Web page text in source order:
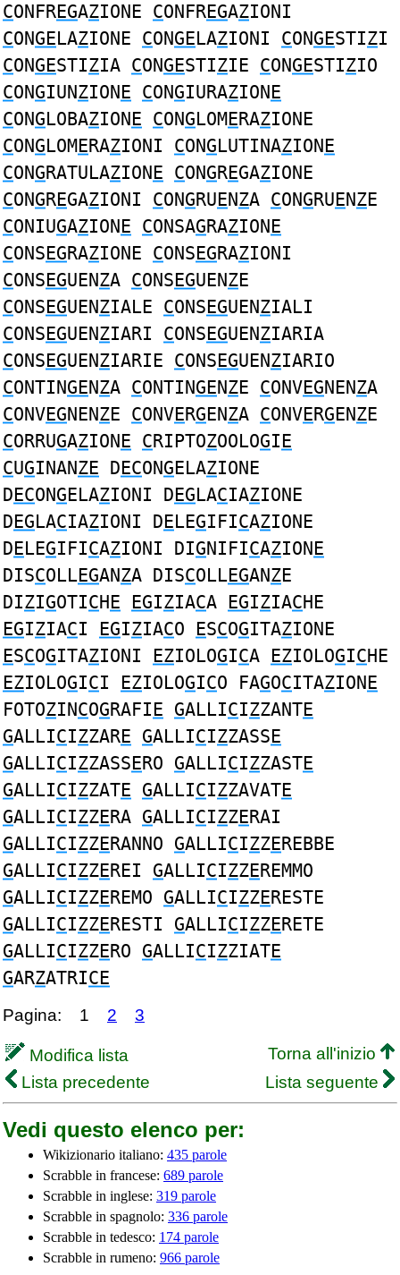
CONFREGAZIONE CONFREGAZIONI
CONGELAZIONE CONGELAZIONI CONGESTIZI
CONGESTIZIA CONGESTIZIE CONGESTIZIO
CONGIUNZIONE CONGIURAZIONE
CONGLOBAZIONE CONGLOMERAZIONE
CONGLOMERAZIONI CONGLUTINAZIONE
CONGRATULAZIONE CONGREGAZIONE
CONGREGAZIONI CONGRUENZA CONGRUENZE
CONIUGAZIONE CONSAGRAZIONE
CONSEGRAZIONE CONSEGRAZIONI
CONSEGUENZA CONSEGUENZE
CONSEGUENZIALE CONSEGUENZIALI
CONSEGUENZIARI CONSEGUENZIARIA
CONSEGUENZIARIE CONSEGUENZIARIO
CONTINGENZA CONTINGENZE CONVEGNENZA
CONVEGNENZE CONVERGENZA CONVERGENZE
CORRUGAZIONE CRIPTOZOOLOGIE
CUGINANZE DECONGELAZIONE
DECONGELAZIONI DEGLACIAZIONE
DEGLACIAZIONI DELEGIFICAZIONE
DELEGIFICAZIONI DIGNIFICAZIONE
DISCOLLEGANZA DISCOLLEGANZE
DIZIGOTICHE EGIZIACA EGIZIACHE
EGIZIACI EGIZIACO ESCOGITAZIONE
ESCOGITAZIONI EZIOLOGICA EZIOLOGICHE
EZIOLOGICI EZIOLOGICO FAGOCITAZIONE
FOTOZINCOGRAFIE GALLICIZZANTE
GALLICIZZARE GALLICIZZASSE
GALLICIZZASSERO GALLICIZZASTE
GALLICIZZATE GALLICIZZAVATE
GALLICIZZERA GALLICIZZERAI
GALLICIZZERANNO GALLICIZZEREBBE
GALLICIZZEREI GALLICIZZEREMMO
GALLICIZZEREMO GALLICIZZERESTE
GALLICIZZERESTI GALLICIZZERETE
GALLICIZZERO GALLICIZZIATE
GARZATRICE
Pagina: 1 2 3
Modifica lista
Torna all'inizio
Lista precedente
Lista seguente
Vedi questo elenco per:
Wikizionario italiano: 435 parole
Scrabble in francese: 689 parole
Scrabble in inglese: 319 parole
Scrabble in spagnolo: 336 parole
Scrabble in tedesco: 174 parole
Scrabble in rumeno: 966 parole